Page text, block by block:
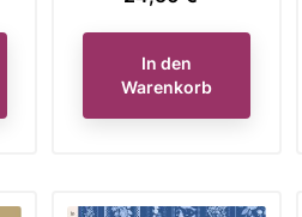
In den
Warenkorb